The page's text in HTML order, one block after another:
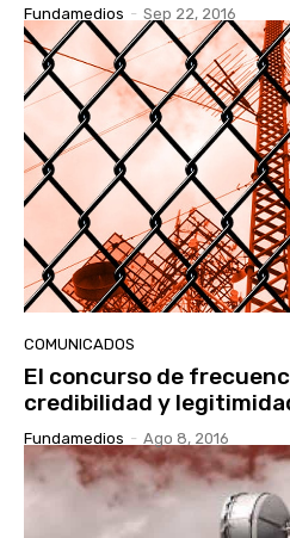
Fundamedios - Sep 22, 2016
COMUNICADOS
El concurso de
credibilidad y
Fundamedios - Ago 8, 2016